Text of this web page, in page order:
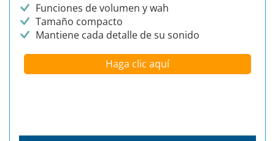
Funciones de volumen y wah
Tamaño compacto
Mantiene cada detalle de su sonido
Haga clic aquí